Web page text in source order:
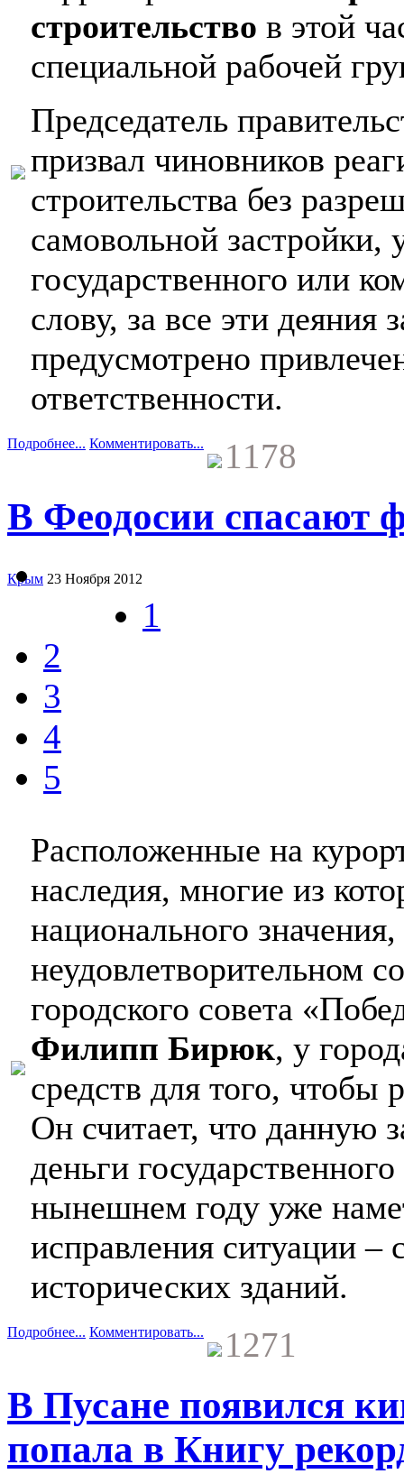
строительство в этой
специальной рабочей
Председатель
призвал чиновников
строительства без
самовольной
государственного или
слову, за все эти деяния
предусмотрено
ответственности.
Подробнее... Комментировать... 1178
В Феодосии спасают
Крым 23 Ноября 2012
1
2
3
4
5
Расположенные на
наследия, многие из
национального
неудовлетворительном
городского совета
Филипп Бирюк, у
средств для того,
Он считает, что данную
деньги
нынешнем году уже
исправления ситуации –
исторических зданий.
Подробнее... Комментировать... 1271
В Пусане появился
попала в Книгу